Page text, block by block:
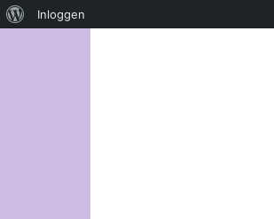
Over
Inloggen